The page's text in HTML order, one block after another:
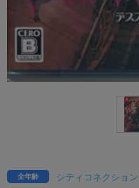
シティコネクション
全年齢